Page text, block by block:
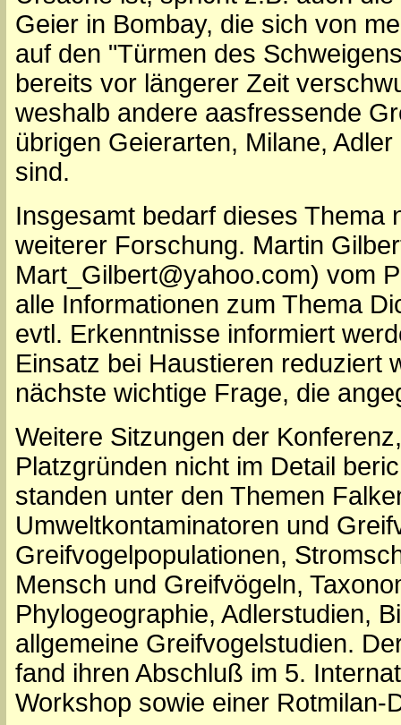
Geier in Bombay, die sich von
auf den "Türmen des
bereits vor längerer Zeit
weshalb andere aasfressende
übrigen Geierarten, Milane,
sind.
Insgesamt bedarf dieses Thema
weiterer Forschung. Martin
Mart_Gilbert@yahoo.com) vom
alle Informationen zum Thema
evtl. Erkenntnisse informiert
Einsatz bei Haustieren reduziert
nächste wichtige Frage, die
Weitere Sitzungen der
Platzgründen nicht im Detail
standen unter den Themen
Umweltkontaminatoren und
Greifvogelpopulationen,
Mensch und Greifvögeln,
Phylogeographie, Adlerstudien,
allgemeine Greifvogelstudien.
fand ihren Abschluß im 5.
Workshop sowie einer Rotmilan-